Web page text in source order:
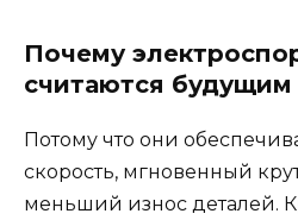
Почему
считаются будущим
Потому что они
скорость, мгновенный
меньший износ деталей.